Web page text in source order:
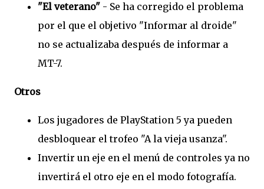
"El veterano" - Se ha corregido el problema
por el que el objetivo "Informar al droide"
no se actualizaba después de informar a
MT-7.
Otros
Los jugadores de PlayStation 5 ya pueden
desbloquear el trofeo "A la vieja usanza".
Invertir un eje en el menú de controles ya no
invertirá el otro eje en el modo fotografía.